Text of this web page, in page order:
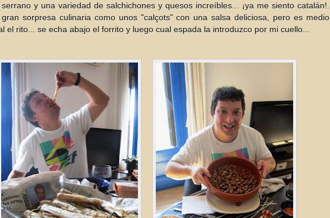
y una variedad de salchichones y quesos increíbles... ¡ya me siento catalán!.
sorpresa culinaria como unos "calçots" con una salsa deliciosa, pero es medio
el rito... se echa abajo el forrito y luego cual espada la introduzco por mi cuello...